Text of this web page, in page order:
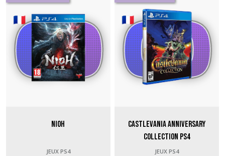
Nioh
JEUX PS4
Castlevania Anniversary
Collection PS4
JEUX PS4